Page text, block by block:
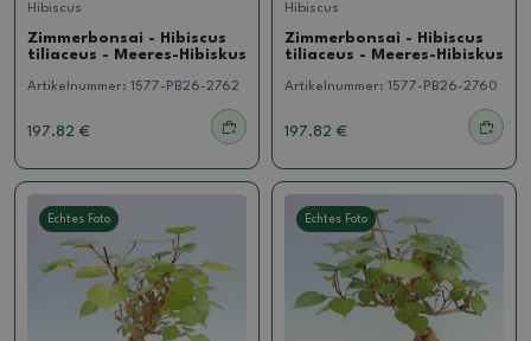
Hibiscus
Zimmerbonsai - Hibiscus
tiliaceus - Meeres-Hibiskus
Artikelnummer: 1577-PB26-2762
197.82 €
Hibiscus
Zimmerbonsai - Hibiscus
tiliaceus - Meeres-Hibiskus
Artikelnummer: 1577-PB26-2760
197.82 €
Echtes Foto Echtes Foto